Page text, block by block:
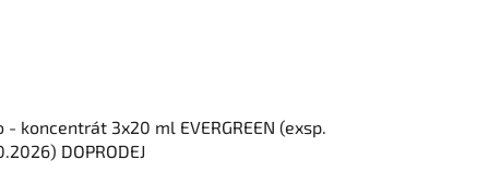
- koncentrát 3x20 ml EVERGREEN (exsp.
DOPRODEJ